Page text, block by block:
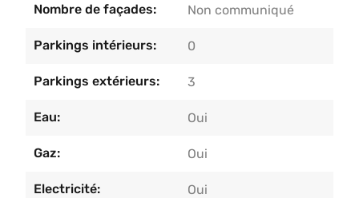
Nombre de façades: Non communiqué
Parkings intérieurs: 0
Parkings extérieurs: 3
Eau: Oui
Gaz: Oui
Electricité: Oui